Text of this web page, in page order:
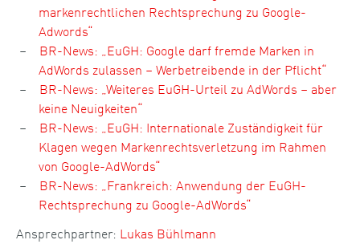
markenrechtlichen Rechtsprechung zu Google-
Adwords“
BR-News: „EuGH: Google darf fremde Marken in
AdWords zulassen – Werbetreibende in der Pflicht“
BR-News: „Weiteres EuGH-Urteil zu AdWords – aber
keine Neuigkeiten“
BR-News: „EuGH: Internationale Zuständigkeit für
Klagen wegen Markenrechtsverletzung im Rahmen
von Google-AdWords“
BR-News: „Frankreich: Anwendung der EuGH-
Rechtsprechung zu Google-AdWords“
Ansprechpartner: Lukas Bühlmann